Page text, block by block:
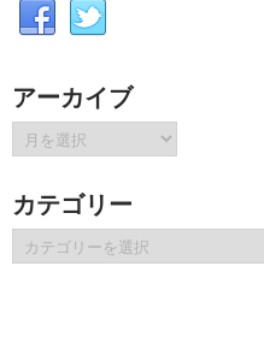
アーカイブ
ア
ー
イ
ブ
カテゴリー
テ